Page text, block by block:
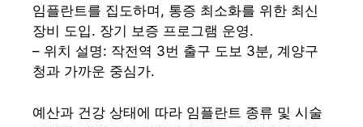
임플란트를 집도하며, 통증 최소화를 위한 최신
장비 도입. 장기 보증 프로그램 운영.
– 위치 설명: 작전역 3번 출구 도보 3분, 계양구
청과 가까운 중심가.
예산과 건강 상태에 따라 임플란트 종류 및 시술